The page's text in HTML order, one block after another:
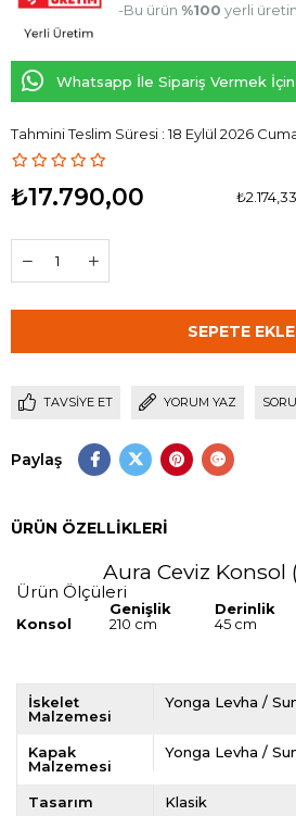
-Bu ürün %100 yerli
Whatsapp İle Sipariş Vermek İçin
Tahmini Teslim Süresi : 18 Eylül 2026
₺17.790,00 ₺2.174,33
TAVSIYE ET YORUM YAZ
Paylaş
ÜRÜN ÖZELLIKLERI
Aura Ceviz Konsol
Ürün Ölçüleri
Genişlik Derinlik
Konsol
210 cm 45 cm
İskelet
Malzemesi
Yonga Levha /
Kapak
Malzemesi
Yonga Levha /
Tasarım Klasik